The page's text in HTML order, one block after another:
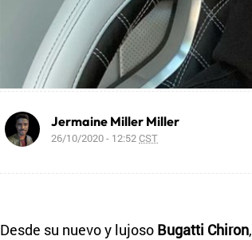
Jermaine Miller Miller
26/10/2020 - 12:52CST
Desde su nuevo y lujoso Bugatti Chiron,